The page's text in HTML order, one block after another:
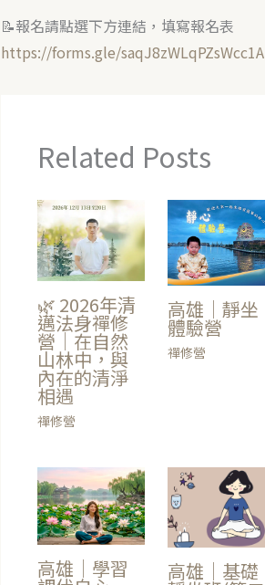
📝報名請點選下方連結，填寫報名表
https://forms.gle/saqJ8zWLqPZsWcc1A
Related Posts
🌿 2026年清
邁法身禪修
營｜在自然
山林中，與
內在的清淨
相遇
禪修營
高雄｜靜坐
體驗營
禪修營
高雄｜學習 高雄｜基礎